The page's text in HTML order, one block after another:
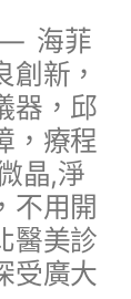
海菲
新，
器，邱
，療程
晶,淨
不用開
醫美診
受廣大